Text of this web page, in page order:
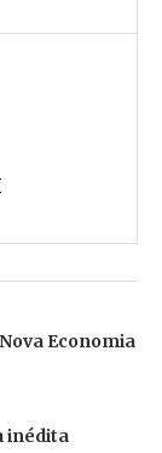
Economia
inédita